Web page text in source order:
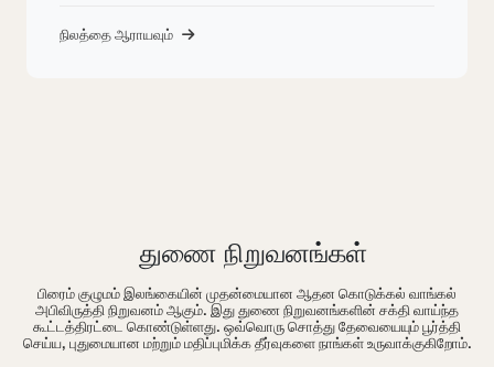
நிலத்தை ஆராயவும்
துணை நிறுவனங்கள்
பிரைம் குழுமம் இலங்கையின் முதன்மையான ஆதன கொடுக்கல் வாங்கல்
அபிவிருத்தி நிறுவனம் ஆகும். இது துணை நிறுவனங்களின் சக்தி வாய்ந்த
கூட்டத்திரட்டை கொண்டுள்ளது. ஒவ்வொரு சொத்து தேவையையும் பூர்த்தி
செய்ய, புதுமையான மற்றும் மதிப்புமிக்க தீர்வுகளை நாங்கள் உருவாக்குகிறோம்.